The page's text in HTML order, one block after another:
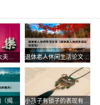
以下几种方法来缓解焦
睡眠和休息时间，合理安
和身体疲劳。
笑心情文案
文案(一) 作业的进度赶不
间发现自己上学的心情竟
。 你要知道，就算大雨
时滚回学校。
退休老人休闲生活论文（退休老人休闲生活论文范文）
小孩子有锁子的表现有哪些，小孩什么情况下开锁子？